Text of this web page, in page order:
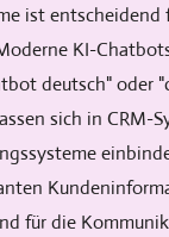
ist
KI-
deutsch" oder
sich in CRM-
für die